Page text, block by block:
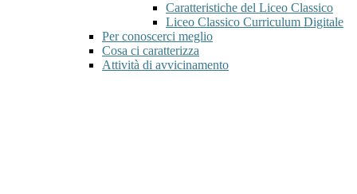
Caratteristiche del Liceo Classico
Liceo Classico Curriculum Digitale
Per conoscerci meglio
Cosa ci caratterizza
Attività di avvicinamento